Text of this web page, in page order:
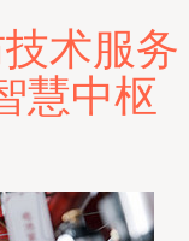
术服务
慧中枢